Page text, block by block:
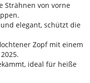
Strähnen von vorne
elegant, schützt die
Zopf mit einem
ideal für heiße